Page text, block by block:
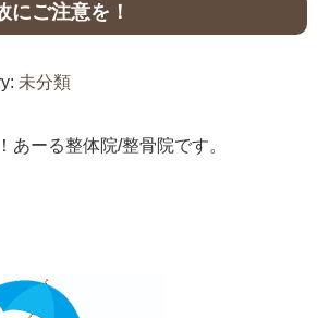
にご注意を！
未分類
あーる整体院/整骨院です。